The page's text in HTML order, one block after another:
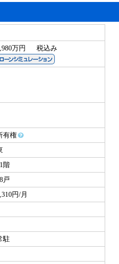
万円 税込み
有権
階
戸
円/月
駐